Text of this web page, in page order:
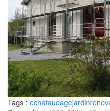
Tags : échafaudagejardin